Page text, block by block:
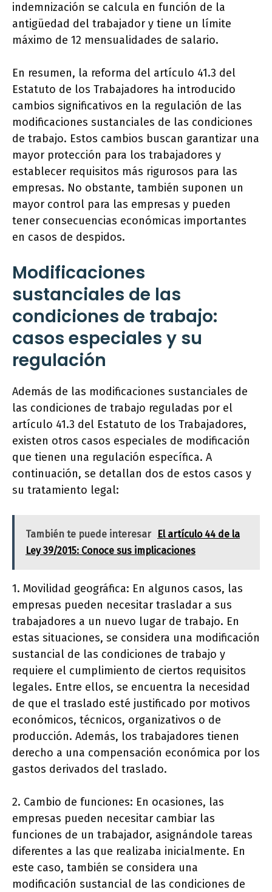
indemnización se calcula en función de la
antigüedad del trabajador y tiene un límite
máximo de 12 mensualidades de salario.
En resumen, la reforma del artículo 41.3 del
Estatuto de los Trabajadores ha introducido
cambios significativos en la regulación de las
modificaciones sustanciales de las condiciones
de trabajo. Estos cambios buscan garantizar una
mayor protección para los trabajadores y
establecer requisitos más rigurosos para las
empresas. No obstante, también suponen un
mayor control para las empresas y pueden
tener consecuencias económicas importantes
en casos de despidos.
Modificaciones
sustanciales de las
condiciones de trabajo:
casos especiales y su
regulación
Además de las modificaciones sustanciales de
las condiciones de trabajo reguladas por el
artículo 41.3 del Estatuto de los Trabajadores,
existen otros casos especiales de modificación
que tienen una regulación específica. A
continuación, se detallan dos de estos casos y
su tratamiento legal:
También te puede interesar
El artículo 44 de la
Ley 39/2015: Conoce sus implicaciones
1. Movilidad geográfica: En algunos casos, las
empresas pueden necesitar trasladar a sus
trabajadores a un nuevo lugar de trabajo. En
estas situaciones, se considera una modificación
sustancial de las condiciones de trabajo y
requiere el cumplimiento de ciertos requisitos
legales. Entre ellos, se encuentra la necesidad
de que el traslado esté justificado por motivos
económicos, técnicos, organizativos o de
producción. Además, los trabajadores tienen
derecho a una compensación económica por los
gastos derivados del traslado.
2. Cambio de funciones: En ocasiones, las
empresas pueden necesitar cambiar las
funciones de un trabajador, asignándole tareas
diferentes a las que realizaba inicialmente. En
este caso, también se considera una
modificación sustancial de las condiciones de